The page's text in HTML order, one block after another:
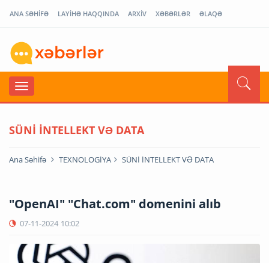
ANA SƏHİFƏ LAYİHƏ HAQQINDA ARXİV XƏBƏRLƏR ƏLAQƏ
SÜNİ İNTELLEKT VƏ DATA
Ana Səhifə TEXNOLOGİYA SÜNİ İNTELLEKT VƏ DATA
"OpenAI" "Chat.com" domenini alıb
07-11-2024 10:02